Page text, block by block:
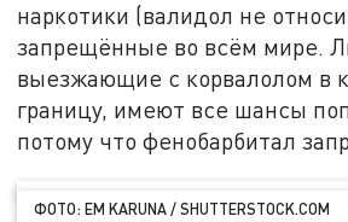
наркотики (валидол не
запрещённые во всём мире.
выезжающие с корвалолом в
границу, имеют все шансы
потому что фенобарбитал
ФОТО: EM KARUNA / SHUTTERSTOCK.COM